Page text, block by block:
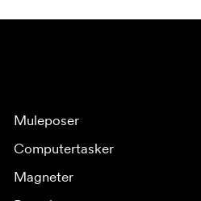
Muleposer
Computertasker
Magneter